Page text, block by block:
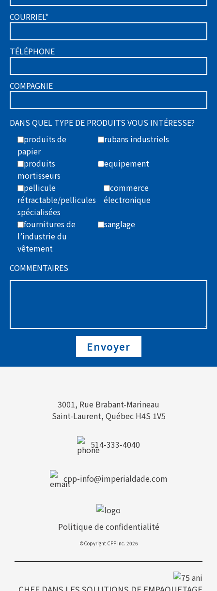
COURRIEL*
TÉLÉPHONE
COMPAGNIE
DANS QUEL TYPE DE PRODUITS VOUS INTÉRESSE?
produits de
papier
rubans industriels
produits
mortisseurs
equipement
pellicule
rétractable/pellicules
spécialisées
commerce
électronique
fournitures de
l’industrie du
vêtement
sanglage
COMMENTAIRES
3001, Rue Brabant-Marineau
Saint-Laurent, Québec H4S 1V5
514-333-4040
cpp-info@imperialdade.com
Politique de confidentialité
©Copyright CPP Inc. 2026